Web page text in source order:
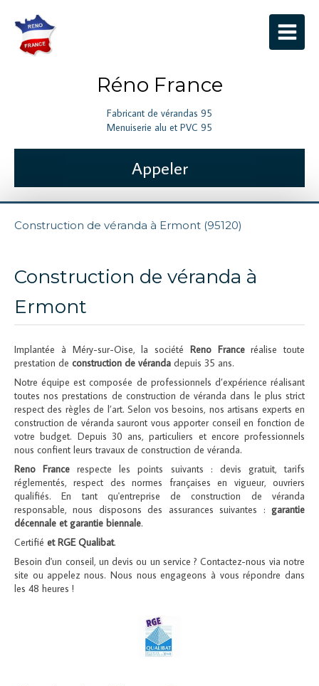
Réno France
Fabricant de vérandas 95
Menuiserie alu et PVC 95
Appeler
Construction de véranda à Ermont (95120)
Construction de véranda à
Ermont
Implantée à Méry-sur-Oise, la société Reno Franceréalise toute
prestation de construction de véranda depuis 35 ans.
Notre équipe est composée de professionnels d’expérience réalisant
toutes nos prestations de construction de véranda dans le plus strict
respect des règles de l’art. Selon vos besoins, nos artisans experts en
construction de véranda sauront vous apporter conseil en fonction de
votre budget. Depuis 30 ans, particuliers et encore professionnels
nous confient leurs travaux de construction de véranda.
Reno France respecte les points suivants : devis gratuit, tarifs
réglementés, respect des normes françaises en vigueur, ouvriers
qualifiés. En tant qu'entreprise de construction de véranda
responsable, nous disposons des assurances suivantes : garantie
décennale et garantie biennale.
Certifié et RGE Qualibat.
Besoin d'un conseil, un devis ou un service ? Contactez-nous via notre
site ou appelez nous. Nous nous engageons à vous répondre dans
les 48 heures !